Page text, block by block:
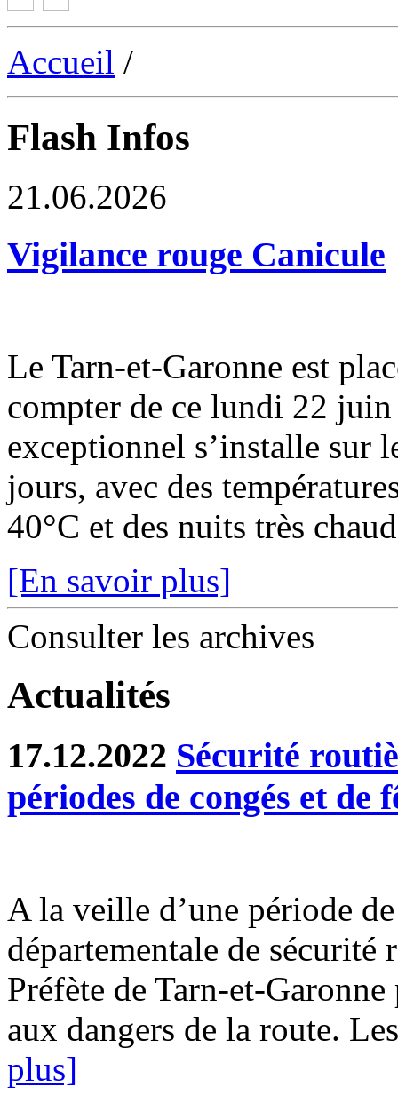
Accueil /
Flash Infos
21.06.2026
Vigilance rouge Canicule
Le Tarn-et-Garonne est
compter de ce lundi 22
exceptionnel s’installe sur
jours, avec des
40°C et des nuits très
[En savoir plus]
Consulter les archives
Actualités
17.12.2022 Sécurité
périodes de congés et de
A la veille d’une période
départementale de sécurité
Préfète de Tarn-et-
aux dangers de la route.
plus]